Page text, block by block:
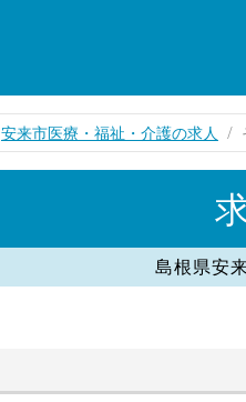
安来市医療・福祉・介護の求人
島根県安